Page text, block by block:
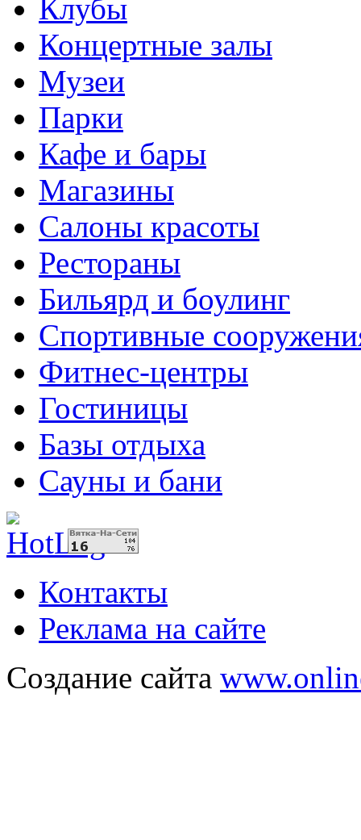
Клубы
Концертные залы
Музеи
Парки
Кафе и бары
Магазины
Салоны красоты
Рестораны
Бильярд и боулинг
Спортивные
Фитнес-центры
Гостиницы
Базы отдыха
Сауны и бани
Контакты
Реклама на сайте
Создание сайта